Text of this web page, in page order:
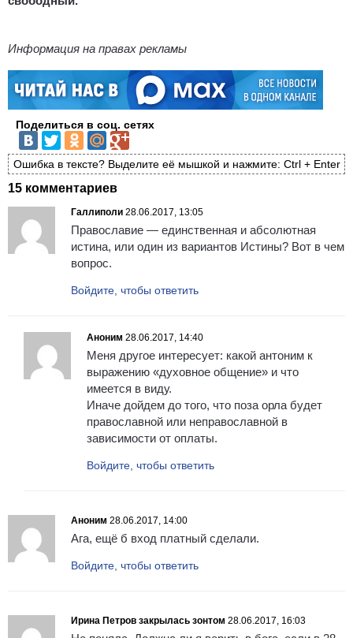
Информация на правах рекламы
Поделиться в соц. сетях
Ошибка в тексте? Выделите её мышкой и нажмите: Ctrl + Enter
15 комментариев
Галлиполи 28.06.2017, 13:05
Православие — единственная и абсолютная
истина, или один из вариантов Истины? Вот в чем
вопрос.
Войдите, чтобы ответить
Аноним 28.06.2017, 14:40
Меня другое интересует: какой антоним к
выражению «духовное общение» и что
имеется в виду.
Иначе дойдем до того, что поза орла будет
православной или неправославной в
зависимости от оплаты.
Войдите, чтобы ответить
Аноним 28.06.2017, 14:00
Ага, ещё б вход платный сделали.
Войдите, чтобы ответить
Ирина Петров закрылась зонтом 28.06.2017, 16:03